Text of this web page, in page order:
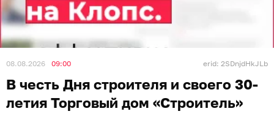
08.08.2026 09:00 erid: 2SDnjdHkJLb
В честь Дня строителя и своего 30-
летия Торговый дом «Строитель»